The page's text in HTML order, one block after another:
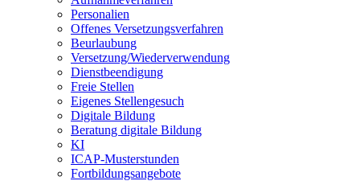
Personalien
Offenes Versetzungsverfahren
Beurlaubung
Versetzung/Wiederverwendung
Dienstbeendigung
Freie Stellen
Eigenes Stellengesuch
Digitale Bildung
Beratung digitale Bildung
KI
ICAP-Musterstunden
Fortbildungsangebote